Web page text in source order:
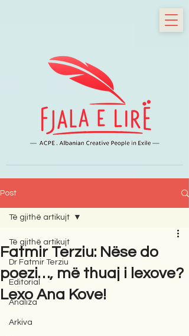
Post
Të gjithë artikujt
Dr Fatmir Terziu
Editorial
Analiza
Arkiva
Të gjithë artikujt
Fatmir Terziu: Nëse do
poezi…, më thuaj i lexove?
Lexo Ana Kove!